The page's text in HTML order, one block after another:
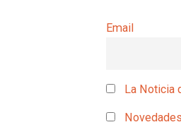
Email
La Noticia